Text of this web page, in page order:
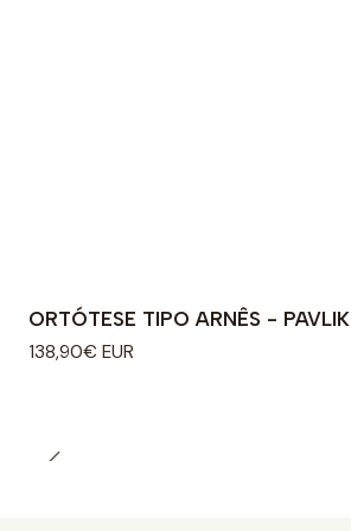
ORTÓTESE TIPO ARNÊS -
138,90€ EUR